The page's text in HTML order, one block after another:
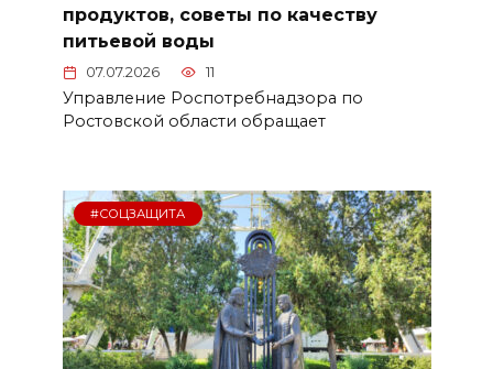
продуктов, советы по качеству
питьевой воды
07.07.2026 11
Управление Роспотребнадзора по
Ростовской области обращает
#СОЦЗАЩИТА